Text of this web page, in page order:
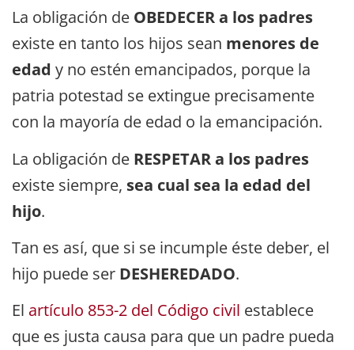
La obligación de OBEDECER a los padres
existe en tanto los hijos sean menores de
edad y no estén emancipados, porque la
patria potestad se extingue precisamente
con la mayoría de edad o la emancipación.
La obligación de RESPETAR a los padres
existe siempre, sea cual sea la edad del
hijo.
Tan es así, que si se incumple éste deber, el
hijo puede ser DESHEREDADO.
El artículo 853-2 del Código civil establece
que es justa causa para que un padre pueda